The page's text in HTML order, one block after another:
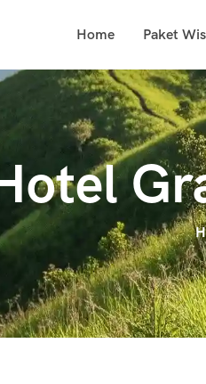
Home Paket